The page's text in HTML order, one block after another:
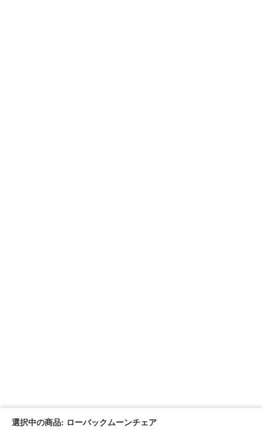
選択中の商品: ローバックムーンチェア